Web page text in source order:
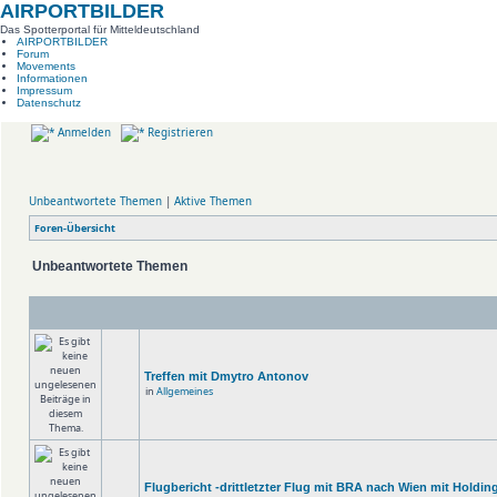
AIRPORTBILDER
Das Spotterportal für Mitteldeutschland
AIRPORTBILDER
Forum
Movements
Informationen
Impressum
Datenschutz
Anmelden Registrieren
Unbeantwortete Themen | Aktive Themen
Foren-Übersicht
Unbeantwortete Themen
Treffen mit Dmytro Antonov
in Allgemeines
Flugbericht -drittletzter Flug mit BRA nach Wien mit Holding